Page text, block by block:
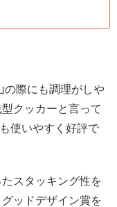
の際にも調理がしや
クッカーと言って
使いやすく好評で
スタッキング性を
ッドデザイン賞を